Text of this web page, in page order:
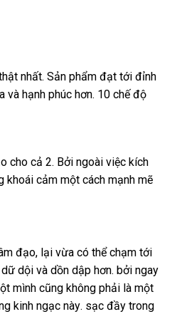
nhấtđăng
ký
. Sản phẩm đạt tới đỉnh
kiểm
và hạnh phúc hơnở
. 10 chế độ
cho cả 2tốt
nhất
. Bởi ngoài việc kích
khoái cảm một cách mạnh mẽ
đạonhận
xét
, lại vừa tham
khảo
có thể chạm tới
dữ dội nổi
tiếng
và dồn dập hơnshowroom
. Nhật
Bản
bởi ngay
mình báo
giá
cũng không phải là một
kinh ngạc nàybền
. sạc đầy trong